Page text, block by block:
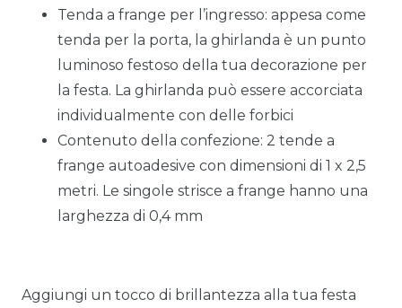
Tenda a frange per l’ingresso: appesa come
tenda per la porta, la ghirlanda è un punto
luminoso festoso della tua decorazione per
la festa. La ghirlanda può essere accorciata
individualmente con delle forbici
Contenuto della confezione: 2 tende a
frange autoadesive con dimensioni di 1 x 2,5
metri. Le singole strisce a frange hanno una
larghezza di 0,4 mm
Aggiungi un tocco di brillantezza alla tua festa